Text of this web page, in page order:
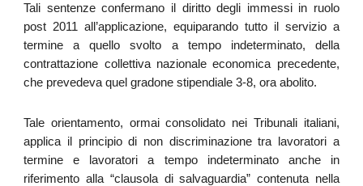
Tali sentenze confermano il diritto degli immessi in ruolo
post 2011 all’applicazione, equiparando tutto il servizio a
termine a quello svolto a tempo indeterminato, della
contrattazione collettiva nazionale economica precedente,
che prevedeva quel gradone stipendiale 3-8, ora abolito.
Tale orientamento, ormai consolidato nei Tribunali italiani,
applica il principio di non discriminazione tra lavoratori a
termine e lavoratori a tempo indeterminato anche in
riferimento alla “clausola di salvaguardia” contenuta nella